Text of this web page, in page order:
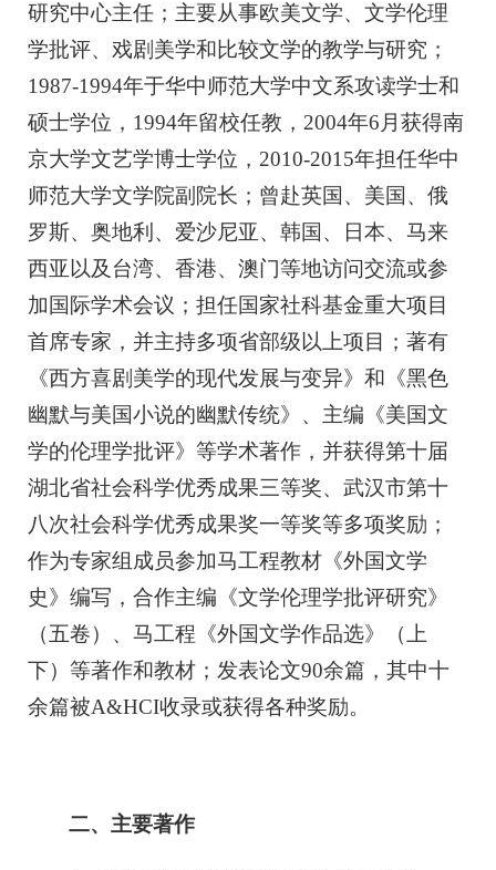
研究中心主任；主要从事欧美文学、文学伦理
学批评、戏剧美学和比较文学的教学与研究；
1987-1994年于华中师范大学中文系攻读学士和
硕士学位，1994年留校任教，2004年6月获得南
京大学文艺学博士学位，2010-2015年担任华中
师范大学文学院副院长；曾赴英国、美国、俄
罗斯、奥地利、爱沙尼亚、韩国、日本、马来
西亚以及台湾、香港、澳门等地访问交流或参
加国际学术会议；担任国家社科基金重大项目
首席专家，并主持多项省部级以上项目；著有
《西方喜剧美学的现代发展与变异》和《黑色
幽默与美国小说的幽默传统》、主编《美国文
学的伦理学批评》等学术著作，并获得第十届
湖北省社会科学优秀成果三等奖、武汉市第十
八次社会科学优秀成果奖一等奖等多项奖励；
作为专家组成员参加马工程教材《外国文学
史》编写，合作主编《文学伦理学批评研究》
（五卷）、马工程《外国文学作品选》（上
下）等著作和教材；发表论文90余篇，其中十
余篇被A&HCI收录或获得各种奖励。
二、主要著作